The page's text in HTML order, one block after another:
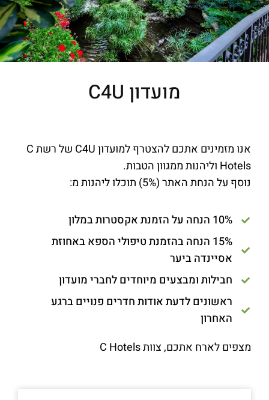
מועדון C4U
אנו מזמינים אתכם להצטרף למועדוןC4U
של רשת C
Hotels וליהנות ממגוון הטבות.
נוסף על הנחת האתר (5%) תוכלו ליהנות מ:
10% הנחה על הזמנת אקסטרות במלון
15% הנחה בהזמנת טיפולי הספא באחוזת
אסיינדה ביער
חבילות ומבצעים מיוחדים לחברי מועדון
ראשונים לדעת אודות חדרים פנויים ברגע
האחרון
מצפים לארח אתכם, צוותC Hotels